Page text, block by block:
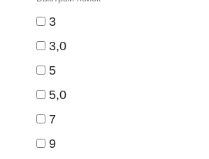
3
3,0
5
5,0
7
9